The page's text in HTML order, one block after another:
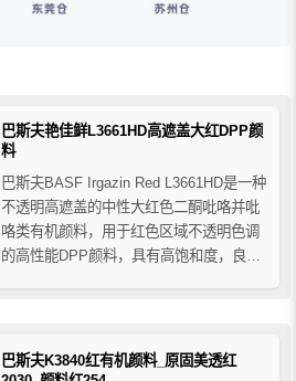
巴斯夫艳佳鲜L3661HD高遮盖大红DPP颜
料
巴斯夫BASF Irgazin Red L3661HD是一种
不透明高遮盖的中性大红色二酮吡咯并吡
咯类有机颜料，用于红色区域不透明色调
的高性能DPP颜料，具有高饱和度，良好
变性可实现更高的颜料负载量，...
巴斯夫K3840红有机颜料_原固美透红